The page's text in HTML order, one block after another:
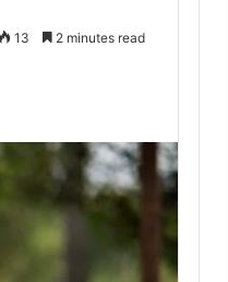
13 2 minutes read